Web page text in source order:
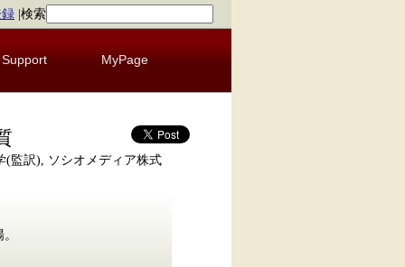
検索
Support MyPage
(監訳), ソシオメディア株式